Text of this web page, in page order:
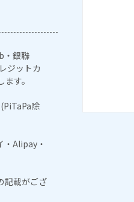
・銀聯
ジットカ
す。
除
・Alipay・
記載がござ